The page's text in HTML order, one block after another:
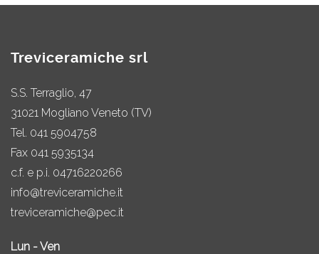
Treviceramiche srl
S.S. Terraglio, 47
31021 Mogliano Veneto (TV)
Tel. 041 5904758
Fax 041 5935134
c.f. e p.i. 04716220266
info@treviceramiche.it
treviceramiche@pec.it
Lun - Ven